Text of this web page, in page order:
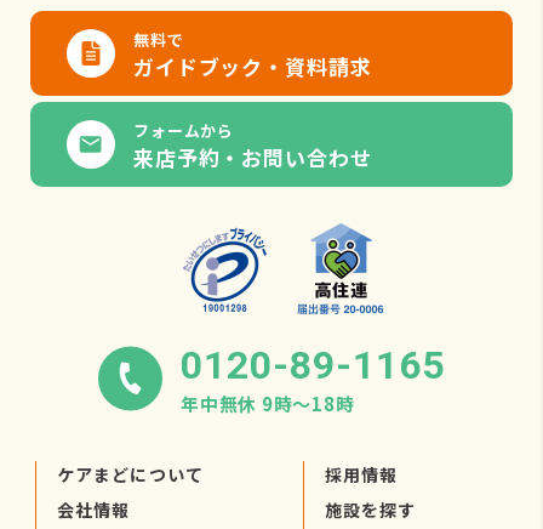
無料で
ガイドブック・資料請求
フォームから
来店予約・お問い合わせ
0120-89-1165
年中無休 9時〜18時
ケアまどについて
会社情報
採用情報
施設を探す